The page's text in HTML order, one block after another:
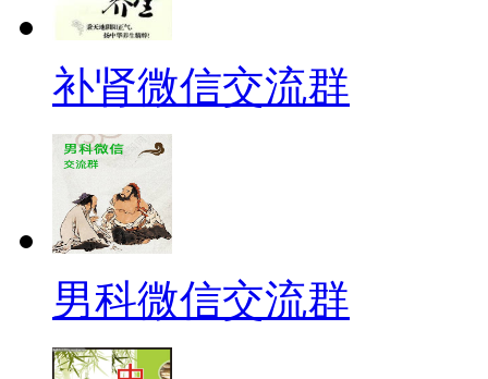
补肾微信交流群
男科微信交流群